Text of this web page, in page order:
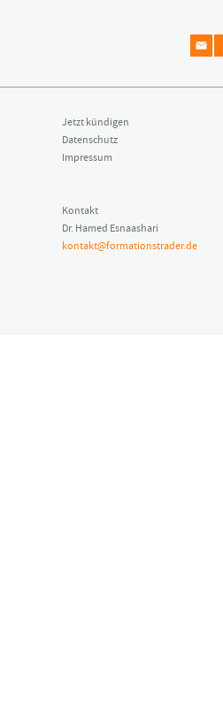
Jetzt kündigen
Datenschutz
Impressum
Kontakt
Dr. Hamed Esnaashari
kontakt@formationstrader.de